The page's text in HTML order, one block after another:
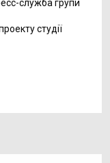
служба групи
студії